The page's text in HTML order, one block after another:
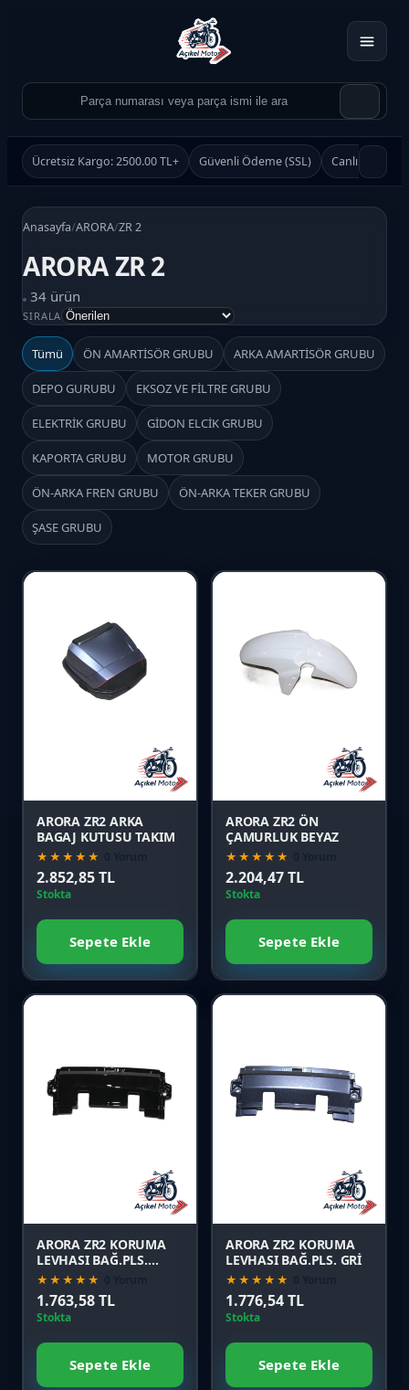
Ücretsiz Kargo: 2500.00 TL+ Güvenli Ödeme (SSL) Canlı Destek
Ürün Ara
Ara
Anasayfa/ARORA/ZR 2
ARORA ZR 2
34 ürün
SIRALA
Tümü ÖN AMARTİSÖR GRUBU ARKA AMARTİSÖR GRUBU
DEPO GURUBU EKSOZ VE FİLTRE GRUBU
ELEKTRİK GRUBU GİDON ELCİK GRUBU
KAPORTA GRUBU MOTOR GRUBU
ÖN-ARKA FREN GRUBU ÖN-ARKA TEKER GRUBU
ŞASE GRUBU
Favori
ARORA ZR2 ARKA
BAGAJ KUTUSU TAKIM
★★★★★
2.852,85 TL
Stokta
Sepete Ekle
Favori
ARORA ZR2 ÖN
ÇAMURLUK BEYAZ
★★★★★
2.204,47 TL
Stokta
Sepete Ekle
Favori
ARORA ZR2 KORUMA
LEVHASI BAĞ.PLS.
SİYAH
★★★★★
1.763,58 TL
Stokta
Sepete Ekle
Favori
ARORA ZR2 KORUMA
LEVHASI BAĞ.PLS. GRİ
★★★★★
1.776,54 TL
Stokta
Sepete Ekle